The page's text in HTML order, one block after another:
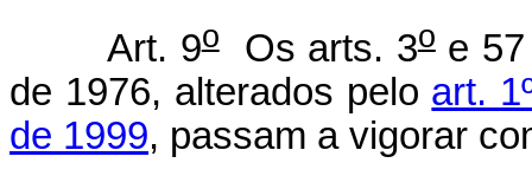
Art. 9oOs arts. 3oe 57
de 1976, alterados pelo art.
de 1999, passam a vigorar